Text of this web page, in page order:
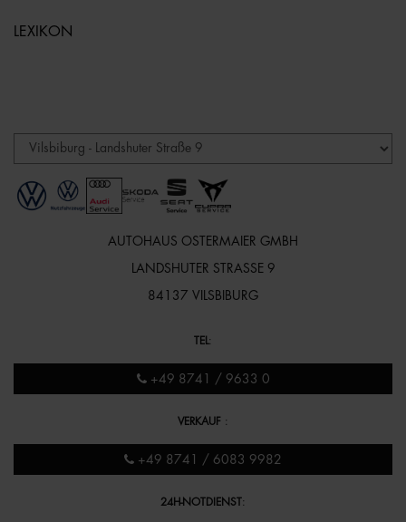
LEXIKON
AUTOHAUS OSTERMAIER GMBH
LANDSHUTER STRASSE 9
84137 VILSBIBURG
TEL :
+49 8741 / 9633 0
VERKAUF :
+49 8741 / 6083 9982
24H-NOTDIENST: